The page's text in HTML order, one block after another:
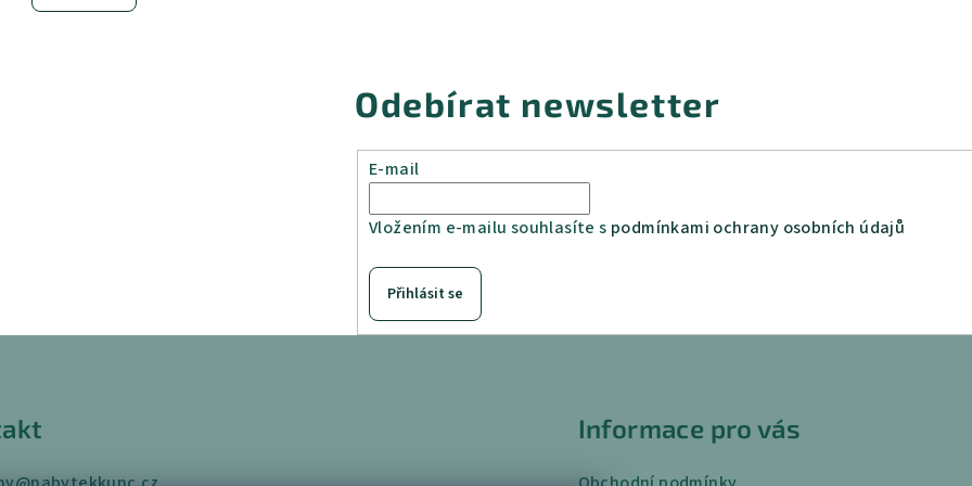
Odebírat newsletter
E-mail
Vložením e-mailu souhlasíte s podmínkami ochrany osobních údajů
Přihlásit se
Informace pro vás